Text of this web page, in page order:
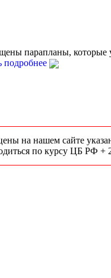
парапланы, которые
подробнее
на нашем сайте
по курсу ЦБ РФ +